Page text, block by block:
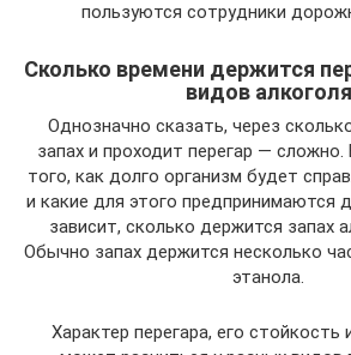
пользуются сотрудники
Сколько времени держится
видов алкоголя
Однозначно сказать, через
запах и проходит перегар —
того, как долго организм будет
и какие для этого предпринимаются
зависит, сколько держится запах
Обычно запах держится несколько
этанола.
Характер перегара, его